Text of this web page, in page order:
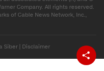
Company. All rights reserved.
of Cable News Network, Inc.,
Siber | Disclaimer